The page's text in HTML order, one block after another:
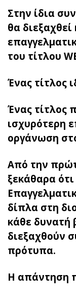
Στην ίδια
θα
του τίτλου
Ένας τίτλος
Ένας τίτλος
ισχυρότερη
οργάνωση
Από την
ξεκάθαρα
δίπλα στη
κάθε δυνατή
διεξαχθούν
πρότυπα.
Η απάντηση